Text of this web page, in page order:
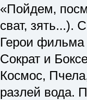
«Пойдем,
сват, зять...).
Герои фильма
Сократ и
Космос,
разлей вода.